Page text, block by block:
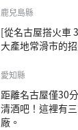
鹿兒島縣
[從名古屋搭火車
大產地常滑市的
愛知縣
距離名古屋僅30
清酒吧！這裡有
廠。